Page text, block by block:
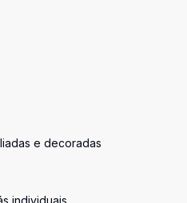
e decoradas
individuais